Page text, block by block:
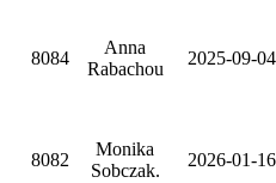
8084
Anna
Rabachou
2025-09-04
8082
Monika
Sobczak.
2026-01-16